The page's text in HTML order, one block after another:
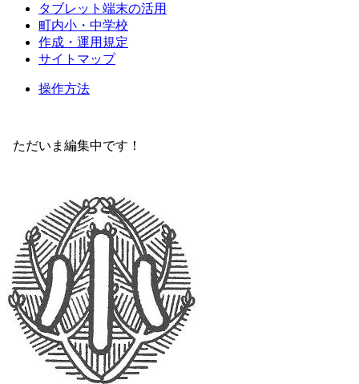
タブレット端末の活用
町内小・中学校
作成・運用規定
サイトマップ
操作方法
ただいま編集中です！